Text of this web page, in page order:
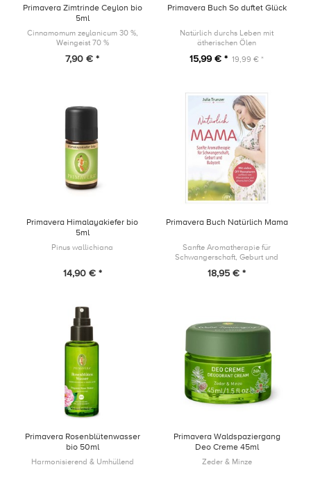
Primavera Zimtrinde Ceylon bio
5ml
Cinnamomum zeylanicum 30 %,
Weingeist 70 %
7,90 € *
Primavera Buch So duftet Glück
Natürlich durchs Leben mit
ätherischen Ölen
15,99 € * 19,99 € *
Primavera Himalayakiefer bio
5ml
Pinus wallichiana
14,90 € *
Primavera Buch Natürlich Mama
Sanfte Aromatherapie für
Schwangerschaft, Geburt und
18,95 € *
Primavera Rosenblütenwasser
bio 50ml
Harmonisierend & Umhüllend
Primavera Waldspaziergang
Deo Creme 45ml
Zeder & Minze